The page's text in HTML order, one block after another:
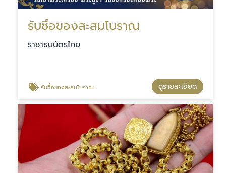
รับซื้อของสะสมโบราณ
ราชาธนบัตรไทย
รับซื้อของสะสมโบราณ ดูรายละเอียด